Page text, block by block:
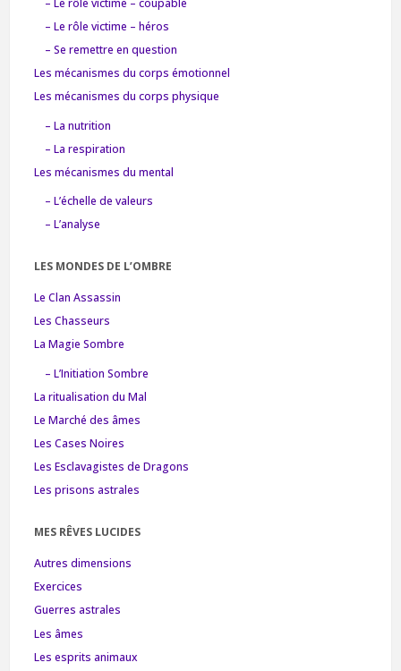
– Le rôle victime – coupable
– Le rôle victime – héros
– Se remettre en question
Les mécanismes du corps émotionnel
Les mécanismes du corps physique
– La nutrition
– La respiration
Les mécanismes du mental
– L’échelle de valeurs
– L’analyse
LES MONDES DE L’OMBRE
Le Clan Assassin
Les Chasseurs
La Magie Sombre
– L’Initiation Sombre
La ritualisation du Mal
Le Marché des âmes
Les Cases Noires
Les Esclavagistes de Dragons
Les prisons astrales
MES RÊVES LUCIDES
Autres dimensions
Exercices
Guerres astrales
Les âmes
Les esprits animaux